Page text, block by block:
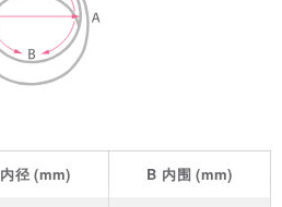
内径(mm) B 内围 (mm)